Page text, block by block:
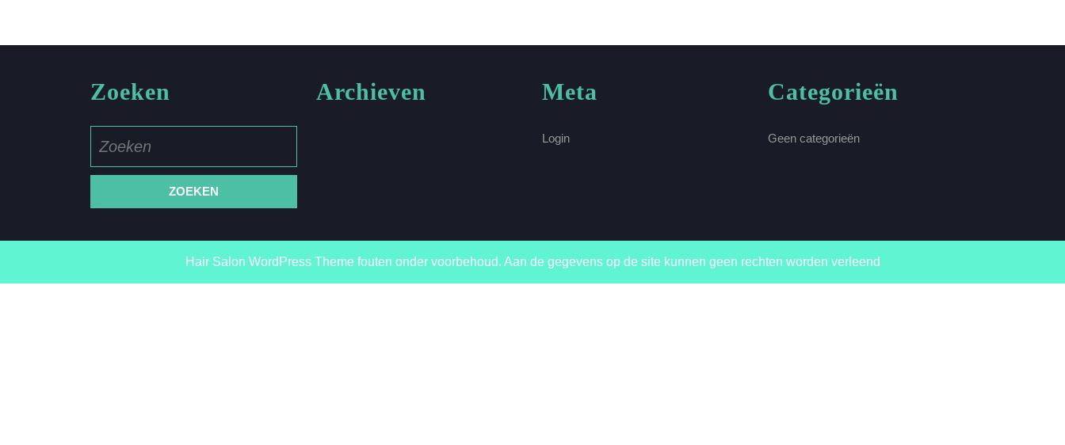
Zoeken
naar:
Archieven Meta
Login
Categorieën
Geen categorieën
Hair Salon WordPress Theme fouten onder voorbehoud. Aan de gegevens op de site kunnen geen rechten worden verleend